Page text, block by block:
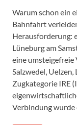
Warum schon ein
Bahnfahrt
Herausforderung:
Lüneburg am
eine umsteigefreie
Salzwedel,
Zugkategorie IRE
Verbindung